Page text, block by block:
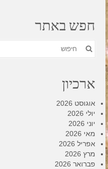
חפש באתר
חפש
את:
ארכיון
אוגוסט 2026
יולי 2026
יוני 2026
מאי 2026
אפריל 2026
מרץ 2026
פברואר 2026